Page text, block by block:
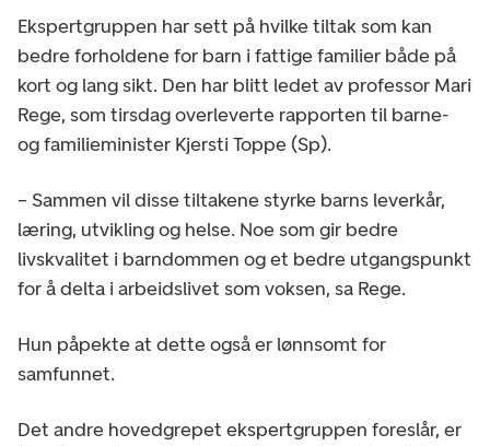
Ekspertgruppen har sett på hvilke tiltak som kan
bedre forholdene for barn i fattige familier både på
kort og lang sikt. Den har blitt ledet av professor Mari
Rege, som tirsdag overleverte rapporten til barne-
og familieminister Kjersti Toppe (Sp).
– Sammen vil disse tiltakene styrke barns leverkår,
læring, utvikling og helse. Noe som gir bedre
livskvalitet i barndommen og et bedre utgangspunkt
for å delta i arbeidslivet som voksen, sa Rege.
Hun påpekte at dette også er lønnsomt for
samfunnet.
Det andre hovedgrepet ekspertgruppen foreslår, er